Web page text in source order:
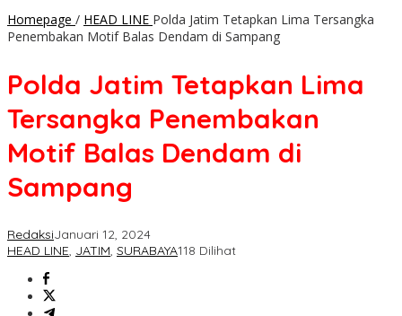
Homepage / HEAD LINE Polda Jatim Tetapkan Lima Tersangka
Penembakan Motif Balas Dendam di Sampang
Polda Jatim Tetapkan Lima
Tersangka Penembakan
Motif Balas Dendam di
Sampang
RedaksiJanuari 12, 2024
HEAD LINE, JATIM, SURABAYA118 Dilihat